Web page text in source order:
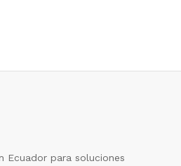
Ecuador para soluciones